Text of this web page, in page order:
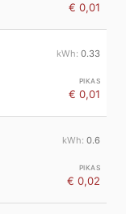
€ 0,01
0.33
€ 0,01
0.6
€ 0,02